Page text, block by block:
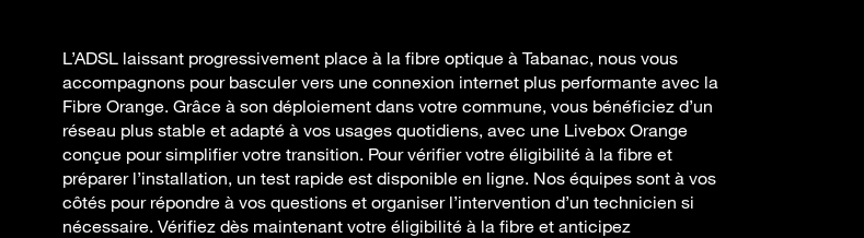
L’ADSL laissant progressivement place à la fibre optique à Tabanac, nous vous
accompagnons pour basculer vers une connexion internet plus performante avec la
Fibre Orange. Grâce à son déploiement dans votre commune, vous bénéficiez d’un
réseau plus stable et adapté à vos usages quotidiens, avec une Livebox Orange
conçue pour simplifier votre transition. Pour vérifier votre éligibilité à la fibre et
préparer l’installation, un test rapide est disponible en ligne. Nos équipes sont à vos
côtés pour répondre à vos questions et organiser l’intervention d’un technicien si
nécessaire. Vérifiez dès maintenant votre éligibilité à la fibre et anticipez